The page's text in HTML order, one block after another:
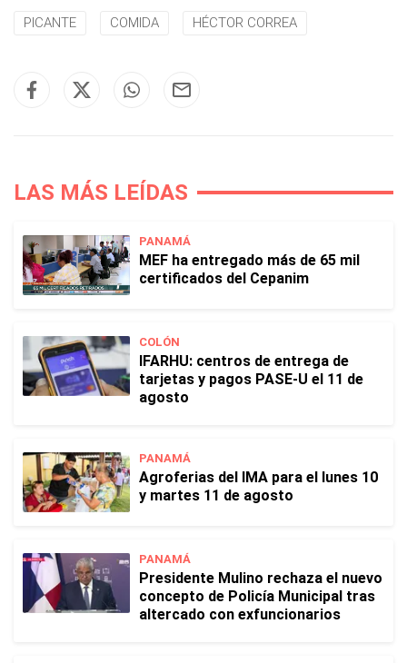
PICANTE COMIDA HÉCTOR CORREA
LAS MÁS LEÍDAS
PANAMÁ
MEF ha entregado más de 65 mil
certificados del Cepanim
COLÓN
IFARHU: centros de entrega de
tarjetas y pagos PASE-U el 11 de
agosto
PANAMÁ
Agroferias del IMA para el lunes 10
y martes 11 de agosto
PANAMÁ
Presidente Mulino rechaza el nuevo
concepto de Policía Municipal tras
altercado con exfuncionarios